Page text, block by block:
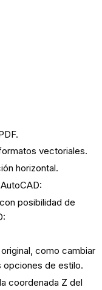
vectoriales.
horizontal.
posibilidad de
como cambiar
opciones de estilo.
coordenada Z del